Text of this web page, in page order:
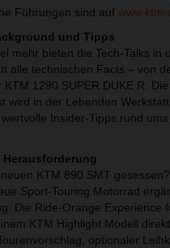
Führungen sind auf
und Tipps
mehr bieten die Tech-Talks
alle technischen Facts – von
KTM 1290 SUPER DUKE R.
wird in der Lebenden
Insider-Tipps rund
Herausforderung
KTM 890 SMT
Sport-Touring Motorrad
Die Ride-Orange
KTM Highlight Modell
optionaler